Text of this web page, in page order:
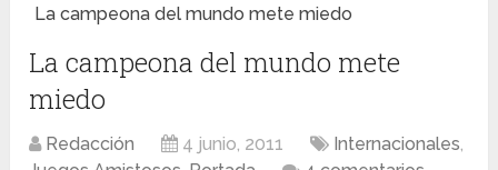
La campeona del mundo mete miedo
La campeona del mundo mete
miedo
Redacción 4 junio, 2011 Internacionales,